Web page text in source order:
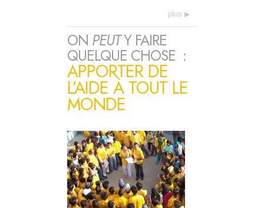
plus
ON PEUTY FAIRE
QUELQUE CHOSE :
APPORTER DE
L’AIDE À TOUT LE
MONDE